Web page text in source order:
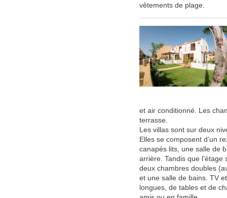
vêtements de plage.
et air conditionné. Les
terrasse.
Les villas sont sur deux
Elles se composent d’un
canapés lits, une salle de
arrière. Tandis que
deux chambres doubles
et une salle de bains. TV
longues, de tables et de